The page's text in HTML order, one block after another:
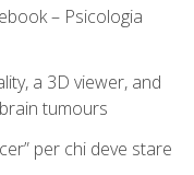
– Psicologia
a 3D viewer, and
tumours
per chi deve stare